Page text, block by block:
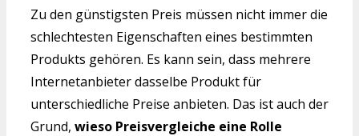
Zu den günstigsten Preis müssen nicht immer die
schlechtesten Eigenschaften eines bestimmten
Produkts gehören. Es kann sein, dass mehrere
Internetanbieter dasselbe Produkt für
unterschiedliche Preise anbieten. Das ist auch der
Grund, wieso Preisvergleiche eine Rolle